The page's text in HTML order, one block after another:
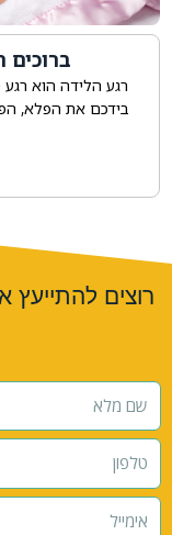
רגע הלידה הוא
בידכם את הפלא,
רוצים להתייעץ